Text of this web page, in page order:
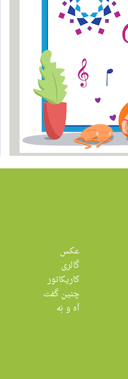
عکس
گالری
کاریکاتور
چنین گفت
اَه و بَه